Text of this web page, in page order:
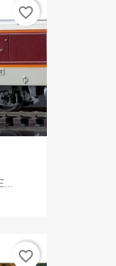
favorite_border
favorite_border